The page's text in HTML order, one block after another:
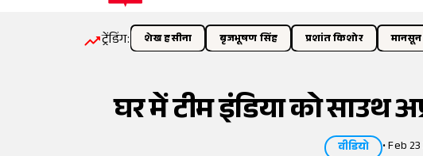
ट्रेंडिंग: शेख हसीना बृजभूषण सिंह प्रशांत किशोर मानसून
घर में टीम इंडिया को साउथ
वीडियो •Feb